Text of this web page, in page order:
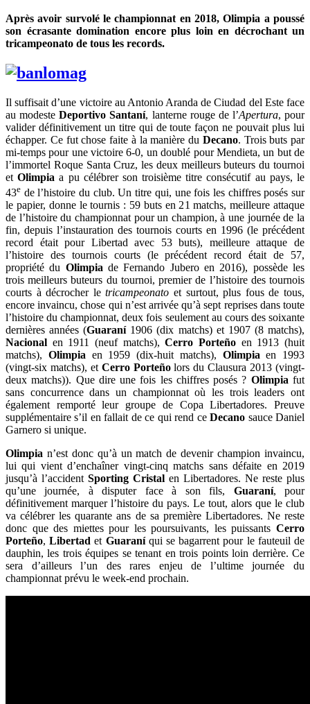
Après avoir survolé le championnat en 2018, Olimpia a poussé
son écrasante domination encore plus loin en décrochant un
tricampeonato de tous les records.
Il suffisait d’une victoire au Antonio Aranda de Ciudad del Este face
au modesteDeportivo Santaní, lanterne rouge de l’Apertura, pour
valider définitivement un titre qui de toute façon ne pouvait plus lui
échapper. Ce fut chose faite à la manière du Decano. Trois buts par
mi-temps pour une victoire 6-0, un doublé pour Mendieta, un but de
l’immortel Roque Santa Cruz, les deux meilleurs buteurs du tournoi
etOlimpia a pu célébrer son troisième titre consécutif au pays, le
43e de l’histoire du club. Un titre qui, une fois les chiffres posés sur
le papier, donne le tournis : 59 buts en 21 matchs, meilleure attaque
de l’histoire du championnat pour un champion, à une journée de la
fin, depuis l’instauration des tournois courts en 1996 (le précédent
record était pour Libertad avec 53 buts), meilleure attaque de
l’histoire des tournois courts (le précédent record était de 57,
propriété du Olimpia de Fernando Jubero en 2016), possède les
trois meilleurs buteurs du tournoi, premier de l’histoire des tournois
courts à décrocher letricampeonato et surtout, plus fous de tous,
encore invaincu, chose qui n’est arrivée qu’à sept reprises dans toute
l’histoire du championnat, deux fois seulement au cours des soixante
dernières années (Guaraní1906 (dix matchs) et 1907 (8 matchs),
Nacional en 1911 (neuf matchs),Cerro Porteño en 1913 (huit
matchs), Olimpia en 1959 (dix-huit matchs), Olimpia en 1993
(vingt-six matchs), et Cerro Porteñolors du Clausura 2013 (vingt-
deux matchs)). Que dire une fois les chiffres posés ? Olimpia fut
sans concurrence dans un championnat où les trois leaders ont
également remporté leur groupe de Copa Libertadores. Preuve
supplémentaire s’il en fallait de ce qui rend ceDecano sauce Daniel
Garnero si unique.
Olimpia n’est donc qu’à un match de devenir champion invaincu,
lui qui vient d’enchaîner vingt-cinq matchs sans défaite en 2019
jusqu’à l’accident Sporting Cristal en Libertadores. Ne reste plus
qu’une journée, à disputer face à son fils, Guaraní, pour
définitivement marquer l’histoire du pays. Le tout, alors que le club
va célébrer les quarante ans de sa première Libertadores. Ne reste
donc que des miettes pour les poursuivants, les puissants Cerro
Porteño,Libertad et Guaraníqui se bagarrent pour le fauteuil de
dauphin, les trois équipes se tenant en trois points loin derrière. Ce
sera d’ailleurs l’un des rares enjeu de l’ultime journée du
championnat prévu le week-end prochain.